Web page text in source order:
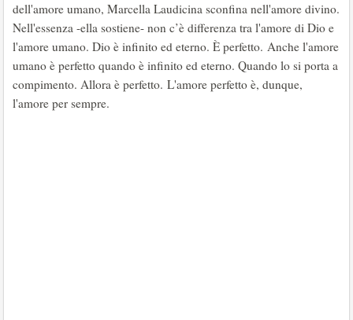
dell'amore umano, Marcella Laudicina sconfina nell'amore divino.
Nell'essenza -ella sostiene- non c’è differenza tra l'amore di Dio e
l'amore umano. Dio è infinito ed eterno. È perfetto. Anche l'amore
umano è perfetto quando è infinito ed eterno. Quando lo si porta a
compimento. Allora è perfetto. L'amore perfetto è, dunque,
l'amore per sempre.